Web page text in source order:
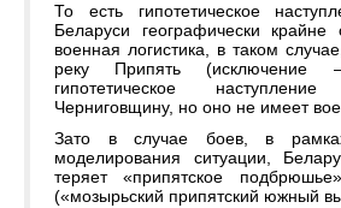
То есть гипотетическое
Беларуси географически
военная логистика, в таком
реку Припять
гипотетическое
Черниговщину, но оно не имеет
Зато в случае боев, в рамках
моделирования ситуации,
теряет «припятское
(«мозырьский припятский южный